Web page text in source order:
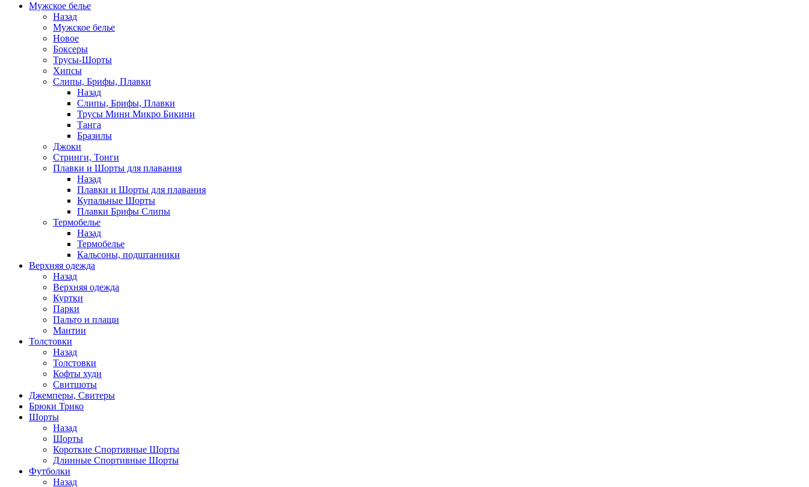
Мужское белье
Назад
Мужское белье
Новое
Боксеры
Трусы-Шорты
Хипсы
Слипы, Брифы, Плавки
Назад
Слипы, Брифы, Плавки
Трусы Мини Микро Бикини
Танга
Бразилы
Джоки
Стринги, Тонги
Плавки и Шорты для плавания
Назад
Плавки и Шорты для плавания
Купальные Шорты
Плавки Брифы Слипы
Термобелье
Назад
Термобелье
Кальсоны, подштанники
Верхняя одежда
Назад
Верхняя одежда
Куртки
Парки
Пальто и плащи
Мантии
Толстовки
Назад
Толстовки
Кофты худи
Свитшоты
Джемперы, Свитеры
Брюки Трико
Шорты
Назад
Шорты
Короткие Спортивные Шорты
Длинные Спортивные Шорты
Футболки
Назад